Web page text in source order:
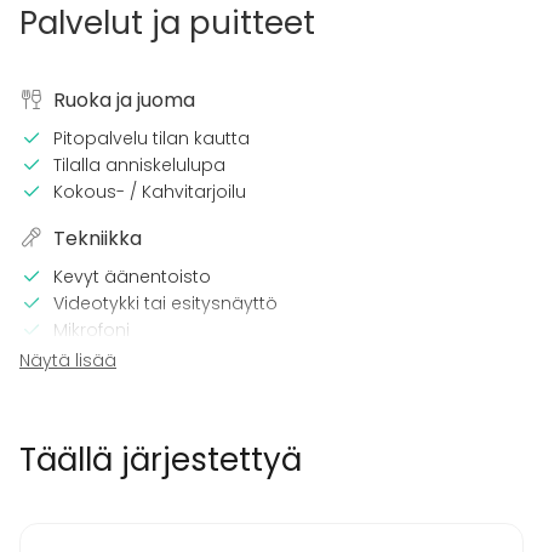
Palvelut ja puitteet
Ruoka ja juoma
Pitopalvelu tilan kautta
Tilalla anniskelulupa
Kokous- / Kahvitarjoilu
Tekniikka
Kevyt äänentoisto
Videotykki tai esitysnäyttö
Mikrofoni
Wi-Fi
Tilaan kuuluu
Näytä lisää
Täällä järjestettyä